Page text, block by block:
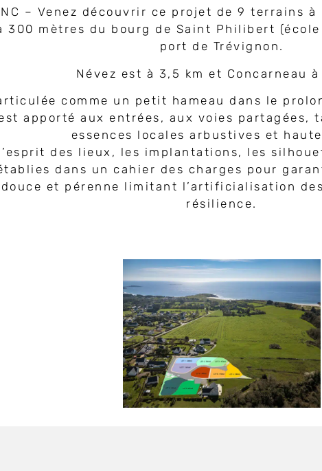
– Venez découvrir ce projet de 9 terrains
300 mètres du bourg de Saint Philibert
port de Trévignon.
Névez est à 3,5 km et Concarneau à
comme un petit hameau dans le
apporté aux entrées, aux voies partagées,
essences locales arbustives et
des lieux, les implantations, les
dans un cahier des charges pour
et pérenne limitant l’artificialisation
résilience.